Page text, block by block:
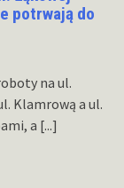
potrwają do
na ul.
Klamrową a ul.
a [...]